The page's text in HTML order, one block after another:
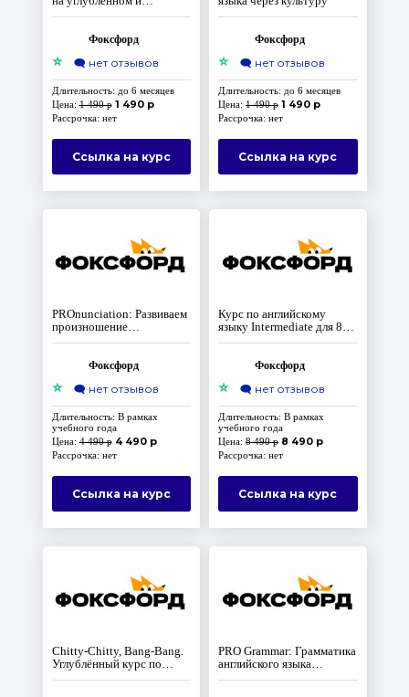
олимпиадном уровнях
Фоксфорд
⭐ 🗨️ нет отзывов
Длительность: до 6 месяцев
Цена:1 490 р 1 490 р
Рассрочка: нет
Ссылка на курс
Фоксфорд
⭐ 🗨️ нет отзывов
Длительность: до 6 месяцев
Цена: 1 490 р 1 490 р
Рассрочка: нет
Ссылка на курс
PROnunciation: Развиваем
произношение
английского языка
Фоксфорд
⭐ 🗨️ нет отзывов
Длительность: В рамках
учебного года
Цена:4 490 р 4 490 р
Рассрочка: нет
Ссылка на курс
Курс по английскому
языку Intermediate для 8-
10 классов
Фоксфорд
⭐ 🗨️ нет отзывов
Длительность: В рамках
учебного года
Цена: 8 490 р 8 490 р
Рассрочка: нет
Ссылка на курс
Chitty-Chitty, Bang-Bang.
Углублённый курс по
английскому языку для 5-6
PRO Grammar: Грамматика
английского языка
базового уровня